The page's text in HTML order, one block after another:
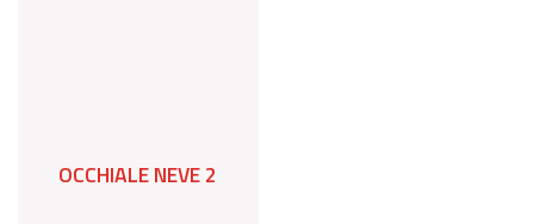
OCCHIALE NEVE 2